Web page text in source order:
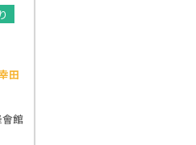
田
館